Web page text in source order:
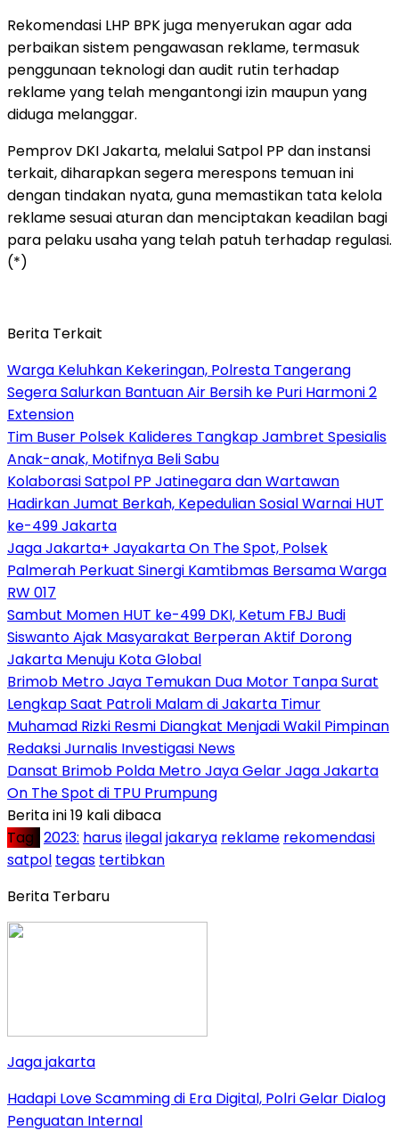
Rekomendasi LHP BPK juga menyerukan agar ada
perbaikan sistem pengawasan reklame, termasuk
penggunaan teknologi dan audit rutin terhadap
reklame yang telah mengantongi izin maupun yang
diduga melanggar.
Pemprov DKI Jakarta, melalui Satpol PP dan instansi
terkait, diharapkan segera merespons temuan ini
dengan tindakan nyata, guna memastikan tata kelola
reklame sesuai aturan dan menciptakan keadilan bagi
para pelaku usaha yang telah patuh terhadap regulasi.
(*)
Berita Terkait
Warga Keluhkan Kekeringan, Polresta Tangerang
Segera Salurkan Bantuan Air Bersih ke Puri Harmoni 2
Extension
Tim Buser Polsek Kalideres Tangkap Jambret Spesialis
Anak-anak, Motifnya Beli Sabu
Kolaborasi Satpol PP Jatinegara dan Wartawan
Hadirkan Jumat Berkah, Kepedulian Sosial Warnai HUT
ke-499 Jakarta
Jaga Jakarta+ Jayakarta On The Spot, Polsek
Palmerah Perkuat Sinergi Kamtibmas Bersama Warga
RW 017
Sambut Momen HUT ke-499 DKI, Ketum FBJ Budi
Siswanto Ajak Masyarakat Berperan Aktif Dorong
Jakarta Menuju Kota Global
Brimob Metro Jaya Temukan Dua Motor Tanpa Surat
Lengkap Saat Patroli Malam di Jakarta Timur
Muhamad Rizki Resmi Diangkat Menjadi Wakil Pimpinan
Redaksi Jurnalis Investigasi News
Dansat Brimob Polda Metro Jaya Gelar Jaga Jakarta
On The Spot di TPU Prumpung
Berita ini 19 kali dibaca
Tag : 2023: harusilegaljakarya reklame rekomendasi
satpol tegas tertibkan
Berita Terbaru
Jaga jakarta
Hadapi Love Scamming di Era Digital, Polri Gelar Dialog
Penguatan Internal